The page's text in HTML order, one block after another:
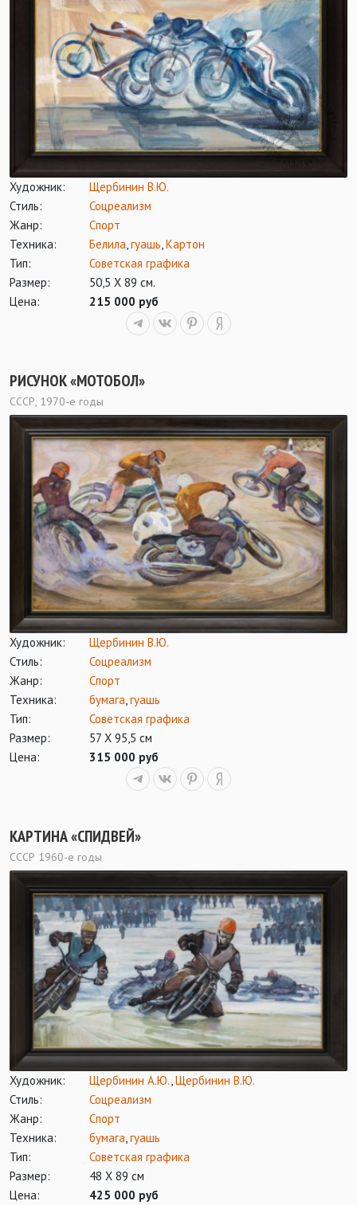
Художник:
Щербинин В.Ю.
Стиль:
Соцреализм
Жанр:
Спорт
Техника:
Белила,гуашь,Картон
Тип:
Советская графика
Размер:
50,5 Х 89 см.
Цена:
215 000 руб
РИСУНОК «МОТОБОЛ»
СССР, 1970-е годы
Художник:
Щербинин В.Ю.
Стиль:
Соцреализм
Жанр:
Спорт
Техника:
бумага,гуашь
Тип:
Советская графика
Размер:
57 Х 95,5 см
Цена:
315 000 руб
КАРТИНА «СПИДВЕЙ»
СССР 1960-е годы
Художник: Щербинин А.Ю.,Щербинин В.Ю.
Стиль:
Соцреализм
Жанр:
Спорт
Техника:
бумага,гуашь
Тип:
Советская графика
Размер:
48 Х 89 см
Цена:
425 000 руб